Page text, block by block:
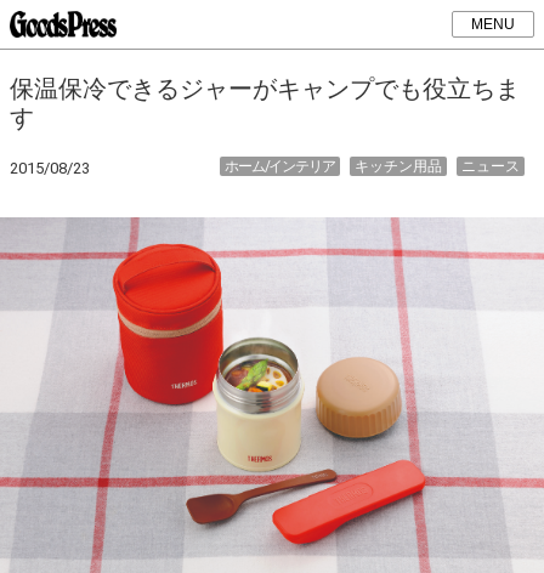
MENU
保温保冷できるジャーがキャンプでも役立ちま
す
2015/08/23 ニュース
キッチン用品
ホーム/インテリア